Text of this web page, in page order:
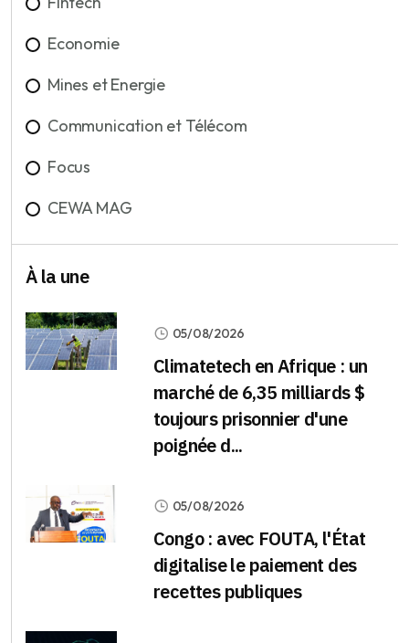
Economie
Mines et Energie
Communication et Télécom
Focus
CEWA MAG
À la une
05/08/2026
Climatetech en Afrique : un
marché de 6,35 milliards $
toujours prisonnier d'une
poignée d...
05/08/2026
Congo : avec FOUTA, l'État
digitalise le paiement des
recettes publiques